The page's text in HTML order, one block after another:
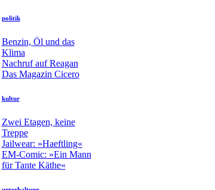
politik
Benzin, Öl und das
Klima
Nachruf auf Reagan
Das Magazin Cicero
kultur
Zwei Etagen, keine
Treppe
Jailwear: »Haeftling«
EM-Comic: »Ein Mann
für Tante Käthe«